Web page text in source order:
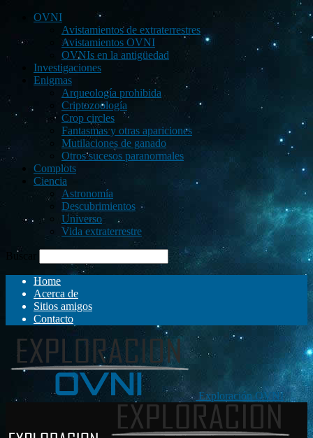
OVNI
Avistamientos de extraterrestres
Avistamientos OVNI
OVNIs en la antigüedad
Investigaciones
Enigmas
Arqueología prohibida
Criptozoología
Crop circles
Fantasmas y otras apariciones
Mutilaciones de ganado
Otros sucesos paranormales
Complots
Ciencia
Astronomía
Descubrimientos
Universo
Vida extraterrestre
Buscar
Home
Acerca de
Sitios amigos
Contacto
Exploración OVNI